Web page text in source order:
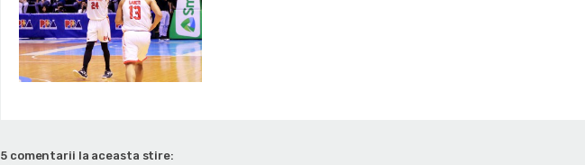
5 comentarii la aceasta stire: